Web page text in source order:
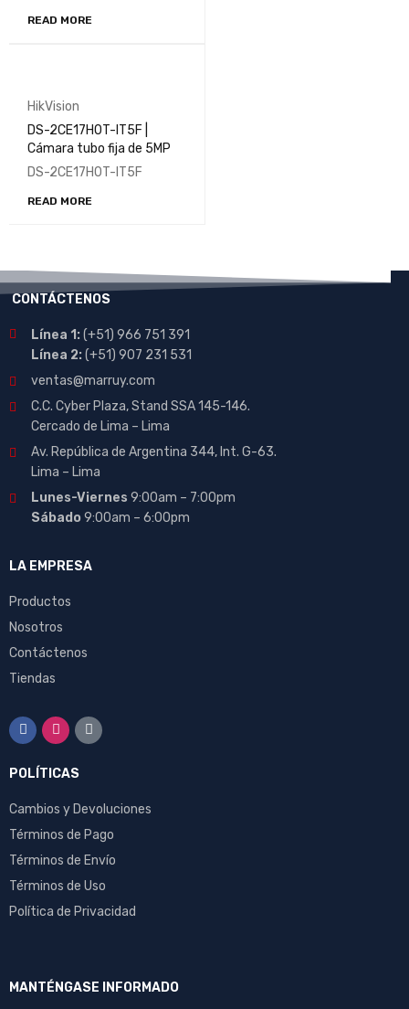
READ MORE
HikVision
DS-2CE17H0T-IT5F |
Cámara tubo fija de 5MP
DS-2CE17H0T-IT5F
READ MORE
CONTÁCTENOS
Línea 1:(+51) 966 751 391
Línea 2:(+51) 907 231 531
ventas@marruy.com
C.C. Cyber Plaza, Stand SSA 145-146.
Cercado de Lima – Lima
Av. República de Argentina 344, Int. G-63.
Lima – Lima
Lunes-Viernes 9:00am – 7:00pm
Sábado9:00am – 6:00pm
LA EMPRESA
Productos
Nosotros
Contáctenos
Tiendas
POLÍTICAS
Cambios y Devoluciones
Términos de Pago
Términos de Envío
Términos de Uso
Política de Privacidad
MANTÉNGASE INFORMADO